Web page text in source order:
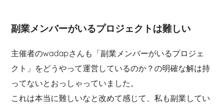
副業メンバーがいるプロジェクトは難しい
主催者のwadapさんも「副業メンバーがいるプロジェ
クト」をどうやって運営しているのか？の明確な解は持
ってないとおっしゃっていました。
これは本当に難しいなと改めて感じて、私も副業してい